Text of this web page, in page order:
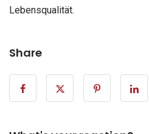
Lebensqualität.
Share